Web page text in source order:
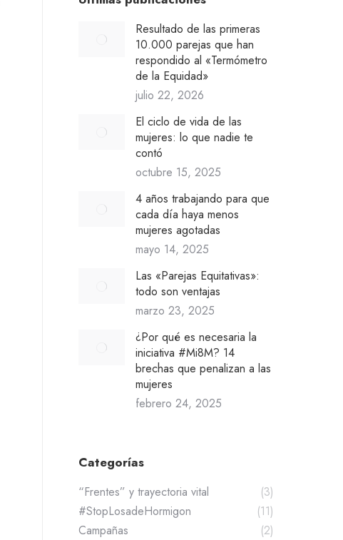
Resultado de las primeras
10.000 parejas que han
respondido al «Termómetro
de la Equidad»
julio 22, 2026
El ciclo de vida de las
mujeres: lo que nadie te
contó
octubre 15, 2025
4 años trabajando para que
cada día haya menos
mujeres agotadas
mayo 14, 2025
Las «Parejas Equitativas»:
todo son ventajas
marzo 23, 2025
¿Por qué es necesaria la
iniciativa #Mi8M? 14
brechas que penalizan a las
mujeres
febrero 24, 2025
Categorías
“Frentes” y trayectoria vital
(3)
#StopLosadeHormigon
(11)
Campañas
(2)